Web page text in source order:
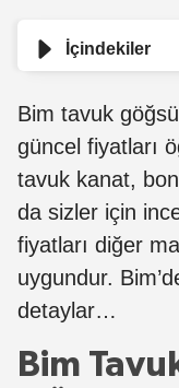
İçindekiler
Bim tavuk
güncel fiyatları
tavuk kanat,
da sizler için
fiyatları diğer
uygundur.
detaylar…
Bim